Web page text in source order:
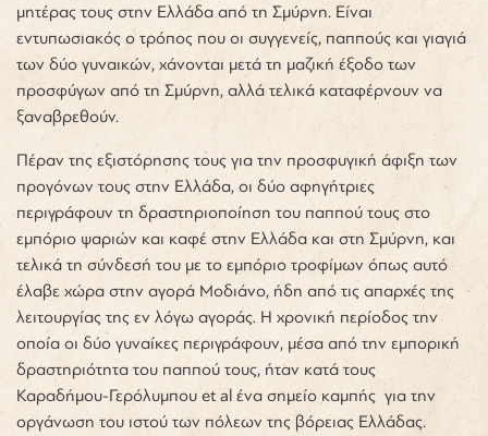
μητέρας τους στην Ελλάδα από τη Σμύρνη. Είναι
εντυπωσιακός ο τρόπος που οι συγγενείς, παππούς και γιαγιά
των δύο γυναικών, χάνονται μετά τη μαζική έξοδο των
προσφύγων από τη Σμύρνη, αλλά τελικά καταφέρνουν να
ξαναβρεθούν.
Πέραν της εξιστόρησης τους για την προσφυγική άφιξη των
προγόνων τους στην Ελλάδα, οι δύο αφηγήτριες
περιγράφουν τη δραστηριοποίηση του παππού τους στο
εμπόριο ψαριών και καφέ στην Ελλάδα και στη Σμύρνη, και
τελικά τη σύνδεσή του με το εμπόριο τροφίμων όπως αυτό
έλαβε χώρα στην αγορά Μοδιάνο, ήδη από τις απαρχές της
λειτουργίας της εν λόγω αγοράς. Η χρονική περίοδος την
οποία οι δύο γυναίκες περιγράφουν, μέσα από την εμπορική
δραστηριότητα του παππού τους, ήταν κατά τους
Καραδήμου-Γερόλυμπου et al ένα σημείο καμπής για την
οργάνωση του ιστού των πόλεων της βόρειας Ελλάδας.